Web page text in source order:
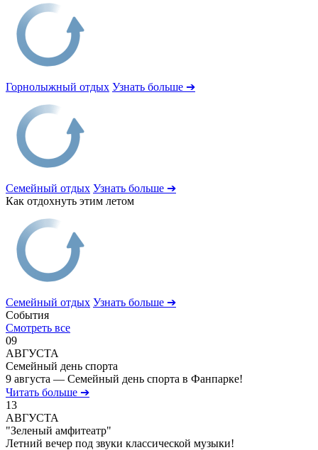
Горнолыжный отдых Узнать больше ➔
Семейный отдых Узнать больше ➔
Как отдохнуть этим летом
Семейный отдых Узнать больше ➔
События
Смотреть все
09
АВГУСТА
Семейный день спорта
9 августа — Семейный день спорта в Фанпарке!
Читать больше ➔
13
АВГУСТА
"Зеленый амфитеатр"
Летний вечер под звуки классической музыки!